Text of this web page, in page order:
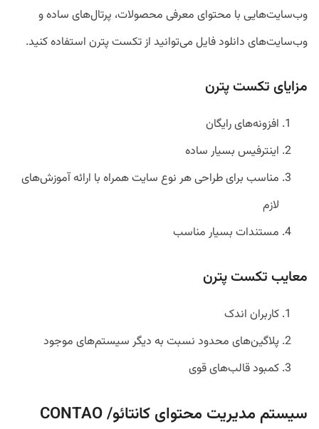
وب‌سایت‌هایی با محتوای معرفی محصولات، پرتال‌های ساده و
وب‌سایت‌های دانلود فایل‌ می‌توانید از تکست پترن استفاده کنید.
مزایای تکست پترن
افزونه‌های رایگان
اینترفیس بسیار ساده
مناسب برای طراحی هر نوع سایت همراه با ارائه آموزش‌های
لازم
مستندات بسیار مناسب
معایب تکست پترن
کاربران اندک
پلاگین‌های محدود نسبت به دیگر سیستم‌های موجود
کمبود قالب‌های قوی
سیستم‌ مدیریت محتوای کانتائو/ CONTAO